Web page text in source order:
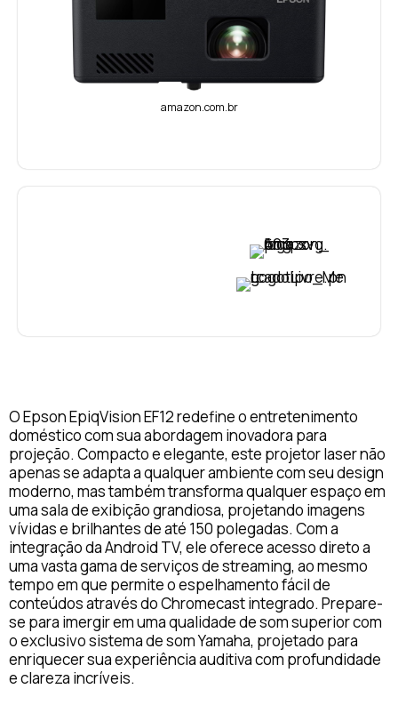
amazon.com.br
O Epson EpiqVision EF12 redefine o entretenimento
doméstico com sua abordagem inovadora para
projeção. Compacto e elegante, este projetor laser não
apenas se adapta a qualquer ambiente com seu design
moderno, mas também transforma qualquer espaço em
uma sala de exibição grandiosa, projetando imagens
vívidas e brilhantes de até 150 polegadas. Com a
integração da Android TV, ele oferece acesso direto a
uma vasta gama de serviços de streaming, ao mesmo
tempo em que permite o espelhamento fácil de
conteúdos através do Chromecast integrado. Prepare-
se para imergir em uma qualidade de som superior com
o exclusivo sistema de som Yamaha, projetado para
enriquecer sua experiência auditiva com profundidade
e clareza incríveis.